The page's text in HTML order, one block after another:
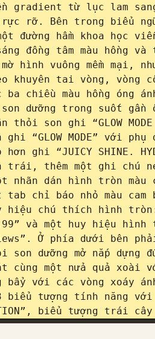
gradient từ lục lam
rực rỡ. Bên trong biểu
hầm khoa học
đồng tâm màu hồng
hình vuông mềm mại,
khuyên tai vòng, vòng
chiều màu hồng óng
dưỡng trong suốt
thỏi son ghi “GLOW
“GLOW MODE” với
ghi “JUICY SHINE.
trái, thêm một ghi chú
nhãn dán hình tròn màu
tab chỉ báo nhỏ màu
hiệu chú thích hình
và một huy hiệu hình
Ở phía dưới bên
son dưỡng mở nắp dựng
cùng một nửa quả
với các vòng xoáy
biểu tượng tính năng
biểu tượng trái cây
VEGAN & CRUELTY-